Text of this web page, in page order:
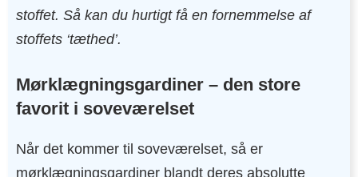
stoffet. Så kan du hurtigt få en fornemmelse af
stoffets ‘tæthed’.
Mørklægningsgardiner – den store
favorit i soveværelset
Når det kommer til soveværelset, så er
mørklægningsgardiner blandt deres absolutte